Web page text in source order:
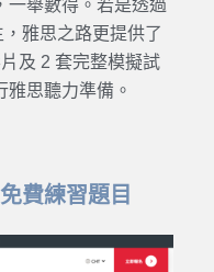
一舉數得。若是透過
雅思之路更提供了
及 2 套完整模擬試
思聽力準備。
費練習題目